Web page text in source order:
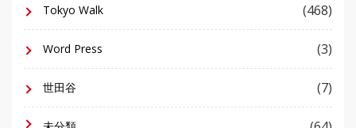
Tokyo Walk (468)
Word Press (3)
世田谷 (7)